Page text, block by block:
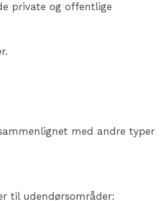
private og offentlige
med andre typer
til udendørsområder: